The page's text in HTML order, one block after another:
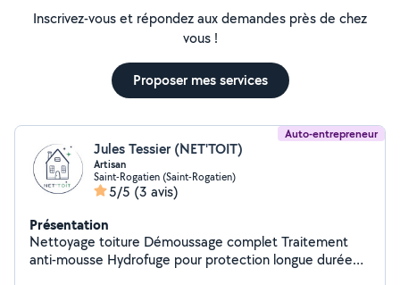
Inscrivez-vous et répondez aux demandes près de chez
vous !
Proposer mes services
Auto-entrepreneur
Jules Tessier (NET'TOIT)
Artisan
Saint-Rogatien (Saint-Rogatien)
5/5 (3 avis)
Présentation
Nettoyage toiture Démoussage complet Traitement
anti-mousse Hydrofuge pour protection longue durée